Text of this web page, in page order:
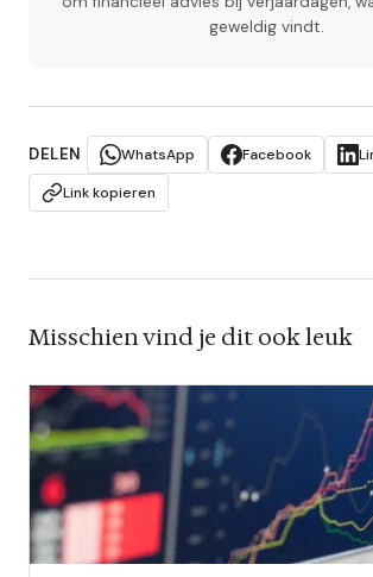
geweldig vindt.
DELEN WhatsApp Facebook
Link kopieren
Misschien vind je dit ook leuk